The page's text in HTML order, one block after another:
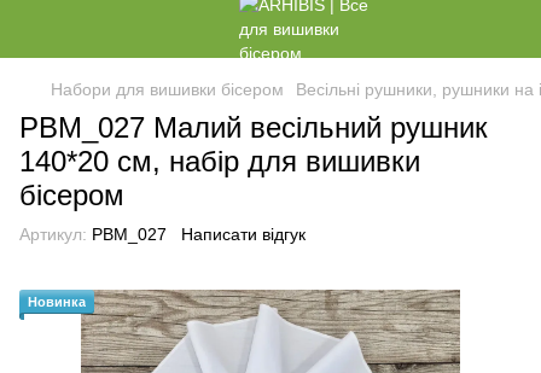
Набори для вишивки бісером Весільні рушники, рушники на
РВМ_027 Малий весільний рушник
140*20 см, набір для вишивки
бісером
Артикул: РВМ_027 Написати відгук
Новинка